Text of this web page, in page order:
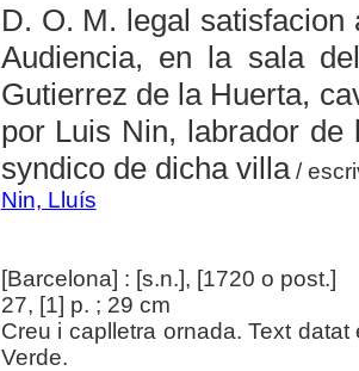
D. O. M. legal
Audiencia, en la sala
Gutierrez de la Huerta,
por Luis Nin, labrador
syndico de dicha villa/
Nin, Lluís
[Barcelona] : [s.n.], [1720 o post.]
27, [1] p. ; 29 cm
Creu i caplletra ornada. Text
Verde.